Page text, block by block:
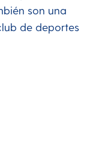
son una
de deportes